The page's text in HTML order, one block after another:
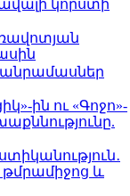
կորստի
ին ու «Գոջո»-
թմրամիջոց և